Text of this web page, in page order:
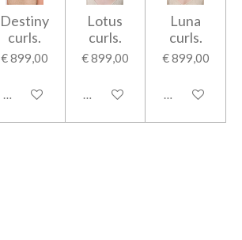
Destiny
curls.
€ 899,00
Bekijk details
Lotus
curls.
€ 899,00
Bekijk details
Luna
curls.
€ 899,00
Bekijk details